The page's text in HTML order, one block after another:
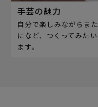
手芸の魅力
自分で楽しみながらま
になど、つくってみた
ます。